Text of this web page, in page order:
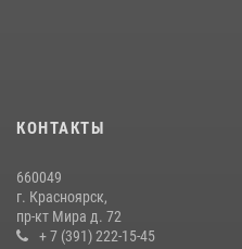
Красноярскому краю.
10 июля 2026, 06:21
КОНТАКТЫ
660049
г. Красноярск,
пр-кт Мира д. 72
+ 7 (391) 222-15-45